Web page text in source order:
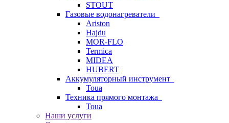
STOUT
Газовые водонагреватели
Ariston
Hajdu
MOR-FLO
Termica
MIDEA
HUBERT
Аккумуляторный инструмент
Toua
Техника прямого монтажа
Toua
Наши услуги